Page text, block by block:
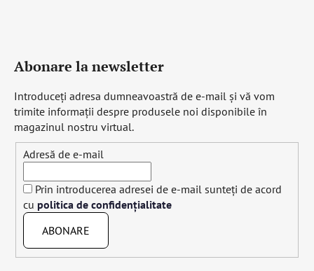
Abonare la newsletter
Introduceţi adresa dumneavoastră de e-mail şi vă vom
trimite informaţii despre produsele noi disponibile în
magazinul nostru virtual.
Adresă de e-mail
Prin introducerea adresei de e-mail sunteți de acord
cu politica de confidențialitate
ABONARE